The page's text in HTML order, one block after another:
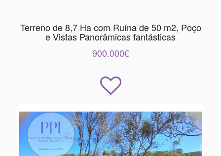
Terreno de 8,7 Ha com Ruína de 50 m2, Poço
e Vistas Panorâmicas fantásticas
900.000€